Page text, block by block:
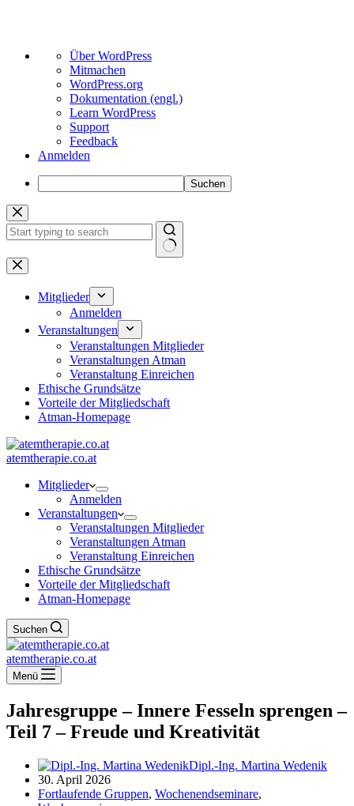
Über
WordPress
Über WordPress
Mitmachen
WordPress.org
Dokumentation (engl.)
Learn WordPress
Support
Feedback
Anmelden
Suchen
Zum
Inhalt
springen
Keine
Ergebnisse
Mitglieder
Anmelden
Veranstaltungen
Veranstaltungen Mitglieder
Veranstaltungen Atman
Veranstaltung Einreichen
Ethische Grundsätze
Vorteile der Mitgliedschaft
Atman-Homepage
atemtherapie.co.at
Mitglieder
Anmelden
Veranstaltungen
Veranstaltungen Mitglieder
Veranstaltungen Atman
Veranstaltung Einreichen
Ethische Grundsätze
Vorteile der Mitgliedschaft
Atman-Homepage
Suchen
atemtherapie.co.at
Menü
Jahresgruppe – Innere Fesseln sprengen –
Teil 7 – Freude und Kreativität
Dipl.-Ing. Martina Wedenik
30. April 2026
Fortlaufende Gruppen, Wochenendseminare,